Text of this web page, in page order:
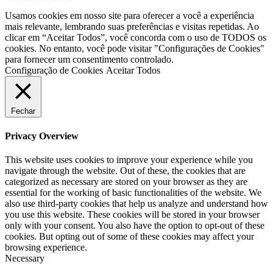
Usamos cookies em nosso site para oferecer a você a experiência
mais relevante, lembrando suas preferências e visitas repetidas. Ao
clicar em “Aceitar Todos”, você concorda com o uso de TODOS os
cookies. No entanto, você pode visitar "Configurações de Cookies"
para fornecer um consentimento controlado.
Configuração de Cookies Aceitar Todos
Fechar
Privacy Overview
This website uses cookies to improve your experience while you
navigate through the website. Out of these, the cookies that are
categorized as necessary are stored on your browser as they are
essential for the working of basic functionalities of the website. We
also use third-party cookies that help us analyze and understand how
you use this website. These cookies will be stored in your browser
only with your consent. You also have the option to opt-out of these
cookies. But opting out of some of these cookies may affect your
browsing experience.
Necessary